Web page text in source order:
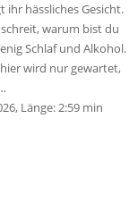
ihr hässliches Gesicht.
warum bist du
Schlaf und Alkohol.
wird nur gewartet,
, Länge:2:59 min